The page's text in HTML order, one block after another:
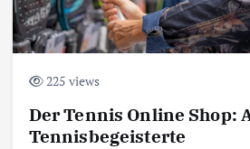
225 views
Der Tennis Online Shop:
Tennisbegeisterte